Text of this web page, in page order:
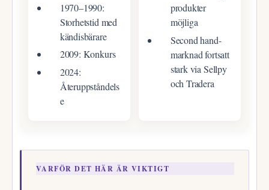
1970–1990:
Storhetstid med
kändisbärare
2009: Konkurs
2024:
Återuppståndels
e
produkter
möjliga
Second hand-
marknad fortsatt
stark via Sellpy
och Tradera
VARFÖR DET HÄR ÄR VIKTIGT